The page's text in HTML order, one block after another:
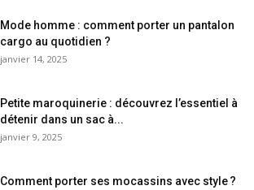
Mode homme : comment porter un pantalon
cargo au quotidien ?
janvier 14, 2025
Petite maroquinerie : découvrez l’essentiel à
détenir dans un sac à...
janvier 9, 2025
Comment porter ses mocassins avec style ?